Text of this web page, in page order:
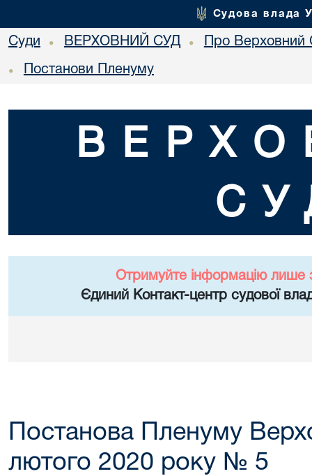
Судова влада
Суди • ВЕРХОВНИЙ СУД • Про Верховний
• Постанови Пленуму
Отримуйте інформацію лише
Єдиний Контакт-центр судової
Постанова Пленуму
лютого 2020 року № 5